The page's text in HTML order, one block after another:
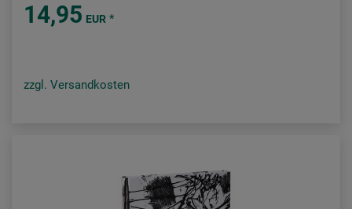
14,95 EUR *
zzgl. Versandkosten